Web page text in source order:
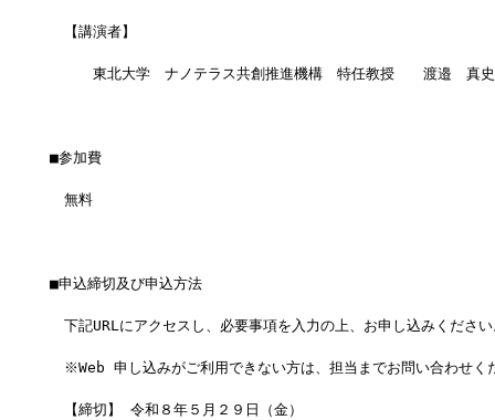
【講演者】
東北大学　ナノテラス共創推進機構　特任教授　　渡邉　真
■参加費
無料
■申込締切及び申込方法
下記URLにアクセスし、必要事項を入力の上、お申し込みくださ
※Web 申し込みがご利用できない方は、担当までお問い合わせく
【締切】 令和８年５月２９日（金）